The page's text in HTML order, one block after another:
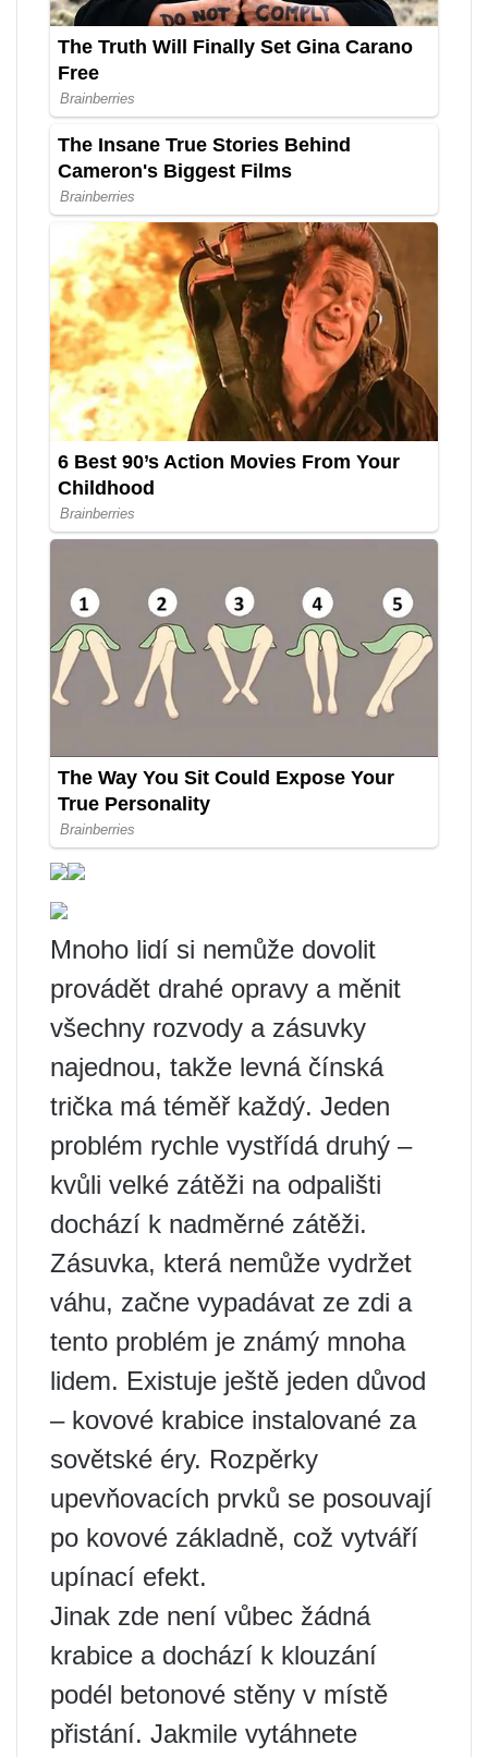
Mnoho lidí si nemůže dovolit
provádět drahé opravy a měnit
všechny rozvody a zásuvky
najednou, takže levná čínská
trička má téměř každý. Jeden
problém rychle vystřídá druhý –
kvůli velké zátěži na odpališti
dochází k nadměrné zátěži.
Zásuvka, která nemůže vydržet
váhu, začne vypadávat ze zdi a
tento problém je známý mnoha
lidem. Existuje ještě jeden důvod
– kovové krabice instalované za
sovětské éry. Rozpěrky
upevňovacích prvků se posouvají
po kovové základně, což vytváří
upínací efekt.
Jinak zde není vůbec žádná
krabice a dochází k klouzání
podél betonové stěny v místě
přistání. Jakmile vytáhnete